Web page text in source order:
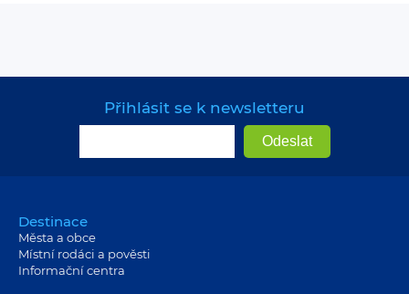
Přihlásit se k newsletteru
Destinace
Města a obce
Místní rodáci a pověsti
Informační centra